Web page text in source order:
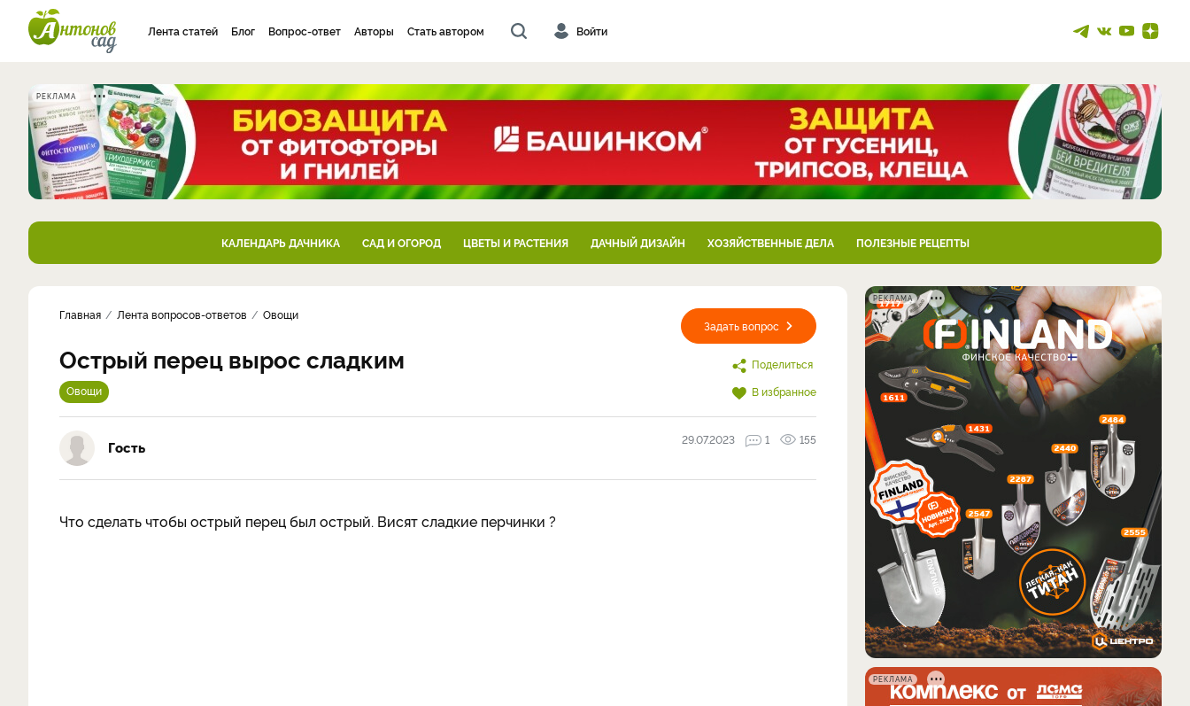
Лента статей Блог Вопрос-ответ Авторы Стать автором Войти
РЕКЛАМА
КАЛЕНДАРЬ ДАЧНИКА САД И ОГОРОД ЦВЕТЫ И РАСТЕНИЯ ДАЧНЫЙ ДИЗАЙН ХОЗЯЙСТВЕННЫЕ ДЕЛА ПОЛЕЗНЫЕ РЕЦЕПТЫ
Задать вопрос
Поделиться
В избранное
Главная Лента вопросов-ответов Овощи
Острый перец вырос сладким
Овощи
Гость 29.07.2023 1 155
Что сделать чтобы острый перец был острый. Висят сладкие перчинки ?
РЕКЛАМА
РЕКЛАМА